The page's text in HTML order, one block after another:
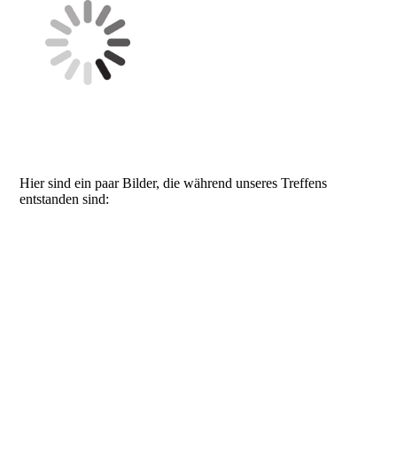
Hier sind ein paar Bilder, die während unseres Treffens
entstanden sind: